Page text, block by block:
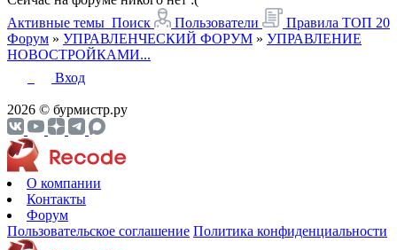
Активные темы Поиск Пользователи Правила ТОП 20
Форум » УПРАВЛЕНЧЕСКИЙ ФОРУМ » УПРАВЛЕНИЕ
НОВОСТРОЙКАМИ...
Вход
2026 © бурмистр.ру
О компании
Контакты
Форум
Пользовательское соглашение Политика конфиденциальности